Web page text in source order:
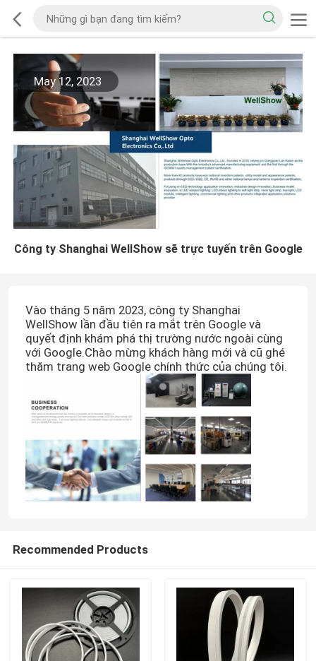
May 12, 2023
Công ty Shanghai WellShow sẽ trực tuyến trên Google
Vào tháng 5 năm 2023, công ty Shanghai
WellShow lần đầu tiên ra mắt trên Google và
quyết định khám phá thị trường nước ngoài cùng
với Google.Chào mừng khách hàng mới và cũ ghé
thăm trang web Google chính thức của chúng tôi.
Recommended Products